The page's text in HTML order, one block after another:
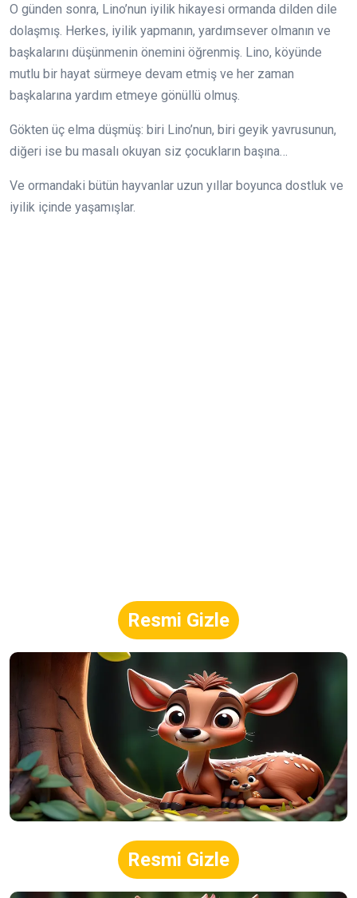
O günden sonra, Lino’nun iyilik hikayesi ormanda dilden dile
dolaşmış. Herkes, iyilik yapmanın, yardımsever olmanın ve
başkalarını düşünmenin önemini öğrenmiş. Lino, köyünde
mutlu bir hayat sürmeye devam etmiş ve her zaman
başkalarına yardım etmeye gönüllü olmuş.
Gökten üç elma düşmüş: biri Lino’nun, biri geyik yavrusunun,
diğeri ise bu masalı okuyan siz çocukların başına…
Ve ormandaki bütün hayvanlar uzun yıllar boyunca dostluk ve
iyilik içinde yaşamışlar.
Resmi Gizle
Resmi Gizle